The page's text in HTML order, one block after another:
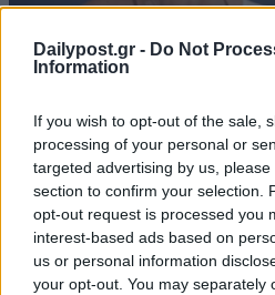
Dailypost.gr - Do Not
Information
If you wish to opt-out of the sale,
processing of your personal or
targeted advertising by us,
section to confirm your selection.
opt-out request is processed you
interest-based ads based on
us or personal information
your opt-out. You may separately